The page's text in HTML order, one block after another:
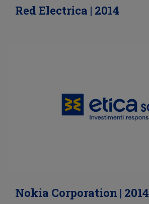
Red Electrica | 2014
Nokia Corporation | 2014